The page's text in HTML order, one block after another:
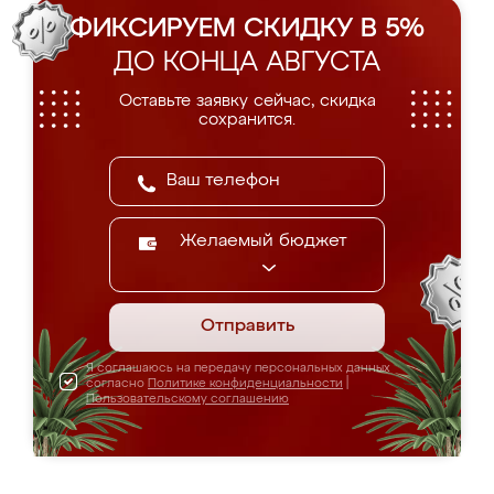
ФИКСИРУЕМ СКИДКУ В 5%
ДО КОНЦА АВГУСТА
Оставьте заявку сейчас, скидка
сохранится.
Желаемый бюджет
Отправить
Я соглашаюсь на передачу персональных данных
согласно Политике конфиденциальности
Пользовательскому соглашению